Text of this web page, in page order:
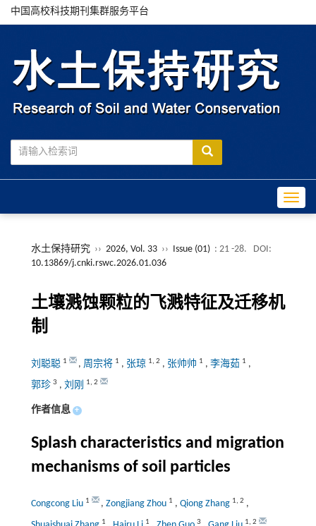
中国高校科技期刊集群服务平台
水土保持研究 ›› 2026, Vol. 33 ›› Issue (01) : 21 -28.
DOI:
10.13869/j.cnki.rswc.2026.01.036
土壤溅蚀颗粒的飞溅特征及迁移机
制
刘聪聪 1 , 周宗将 1 , 张琼 1, 2 , 张帅帅 1 , 李海茹 1 ,
郭珍 3 , 刘刚 1, 2
作者信息 +
Splash characteristics and migration
mechanisms of soil particles
Congcong Liu 1 , Zongjiang Zhou 1 , Qiong Zhang 1, 2 ,
1 1 3 1, 2